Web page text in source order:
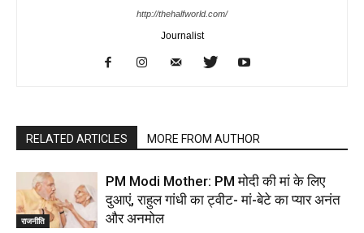
http://thehalfworld.com/
Journalist
RELATED ARTICLES MORE FROM AUTHOR
राजनीति
PM Modi Mother: PM मोदी की मां के लिए
दुआएं, राहुल गांधी का ट्वीट- मां-बेटे का प्यार अनंत
और अनमोल